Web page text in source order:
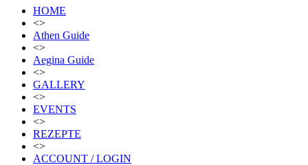
HOME
<>
Athen Guide
<>
Aegina Guide
<>
GALLERY
<>
EVENTS
<>
REZEPTE
<>
ACCOUNT / LOGIN